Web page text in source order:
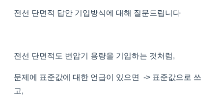
전선 단면적 답안 기입방식에 대해 질문드립니다
전선 단면적도 변압기 용량을 기입하는 것처럼,
문제에 표준값에 대한 언급이 있으면 -> 표준값으로 쓰
고,